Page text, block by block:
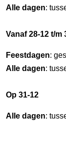
Alle dagen:
Vanaf 28-12 t/m
Feestdagen:
Alle dagen:
Op 31-12
Alle dagen: